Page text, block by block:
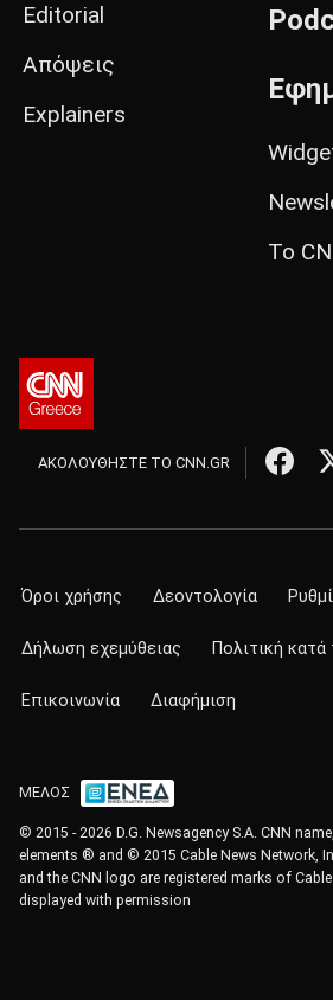
Editorial
Απόψεις
Explainers
Το
ΑΚΟΛΟΥΘΗΣΤΕ ΤΟ CNN.GR
Όροι χρήσης Δεοντολογία
Δήλωση εχεμύθειας Πολιτική
Επικοινωνία Διαφήμιση
ΜΕΛΟΣ
© 2015 - 2026 D.G. Newsagency S.A. CNN
elements ® and © 2015 Cable News Network,
and the CNN logo are registered marks of
displayed with permission